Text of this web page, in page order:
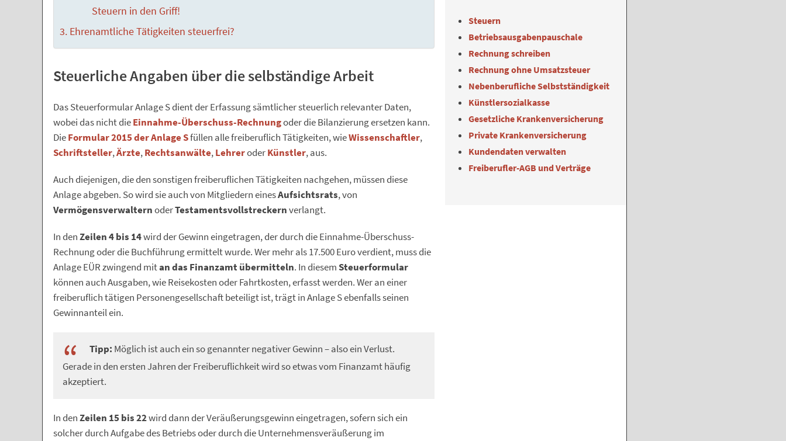
Steuern in den Griff!
Ehrenamtliche Tätigkeiten steuerfrei?
Steuerliche Angaben über die selbständige Arbeit
Das Steuerformular Anlage S dient der Erfassung sämtlicher steuerlich relevanter Daten,
wobei das nicht dieEinnahme-Überschuss-Rechnungoder die Bilanzierung ersetzen kann.
DieFormular 2015 der Anlage Sfüllen alle freiberuflich Tätigkeiten, wieWissenschaftler,
Schriftsteller,Ärzte,Rechtsanwälte,LehreroderKünstler, aus.
Auch diejenigen, die den sonstigen freiberuflichen Tätigkeiten nachgehen, müssen diese
Anlage abgeben. So wird sie auch von Mitgliedern einesAufsichtsrats, von
VermögensverwalternoderTestamentsvollstreckernverlangt.
In denZeilen 4 bis 14wird der Gewinn eingetragen, der durch die Einnahme-Überschuss-
Rechnung oder die Buchführung ermittelt wurde. Wer mehr als 17.500 Euro verdient, muss die
Anlage EÜR zwingend mitan das Finanzamt übermitteln. In diesemSteuerformular
können auch Ausgaben, wie Reisekosten oder Fahrtkosten, erfasst werden. Wer an einer
freiberuflich tätigen Personengesellschaft beteiligt ist, trägt in Anlage S ebenfalls seinen
Gewinnanteil ein.
Tipp: Möglich ist auch ein so genannter negativer Gewinn – also ein Verlust.
Gerade in den ersten Jahren der Freiberuflichkeit wird so etwas vom Finanzamt häufig
akzeptiert.
In denZeilen 15 bis 22wird dann der Veräußerungsgewinn eingetragen, sofern sich ein
solcher durch Aufgabe des Betriebs oder durch die Unternehmensveräußerung im
Steuern
Betriebsausgabenpauschale
Rechnung schreiben
Rechnung ohne Umsatzsteuer
Nebenberufliche Selbstständigkeit
Künstlersozialkasse
Gesetzliche Krankenversicherung
Private Krankenversicherung
Kundendaten verwalten
Freiberufler-AGB und Verträge